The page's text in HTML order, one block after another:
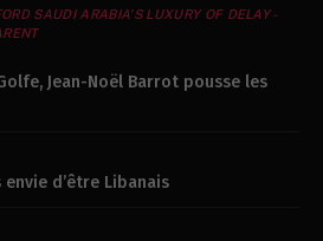
SAUDI ARABIA’S LUXURY OF DELAY -
Jean-Noël Barrot pousse les
envie d’être Libanais